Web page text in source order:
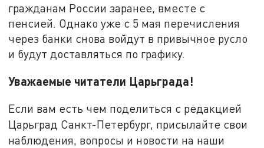
гражданам России заранее, вместе с
пенсией. Однако уже с 5 мая перечисления
через банки снова войдут в привычное русло
и будут доставляться по графику.
Уважаемые читатели Царьграда!
Если вам есть чем поделиться с редакцией
Царьград Санкт-Петербург, присылайте свои
наблюдения, вопросы и новости на наши